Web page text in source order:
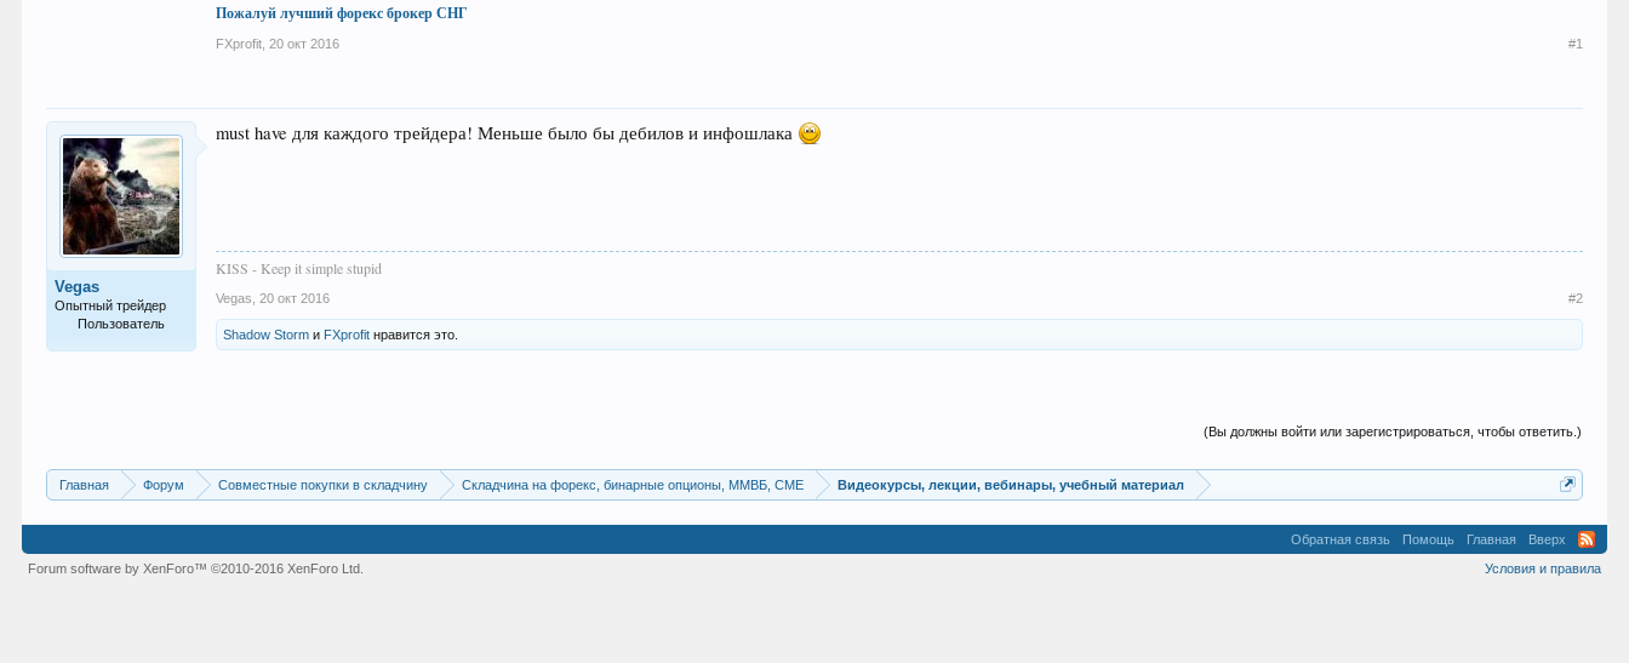
Пожалуй лучший форекс брокер СНГ
FXprofit 20 окт 2016 #1
Vegas
Опытный трейдер
Пользователь
must have для каждого трейдера! Меньше было бы дебилов и инфошлака
KISS - Keep it simple stupid
Vegas 20 окт 2016 #2
Shadow Storm и FXprofit нравится это.
(Вы должны войти или зарегистрироваться, чтобы ответить.)
Главная Форум Совместные покупки в складчину Складчина на форекс, бинарные опционы, ММВБ, CME Видеокурсы, лекции, вебинары, учебный материал
Обратная связь Помощь Главная
Вверх
Условия и правила
Forum software by XenForo™©2010-2016 XenForo Ltd.